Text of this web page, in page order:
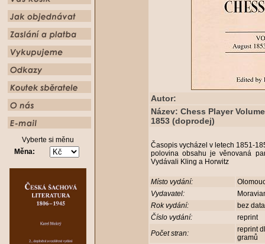
Vyberte si měnu
Měna:
Autor:
Název: Chess Player
1853 (doprodej)
Časopis vycházel v letech 1851-
polovina obsahu je věnovaná
Vydávali Kling a Horwitz
Místo vydání:
Vydavatel:
Rok vydání:
bez
Číslo vydání:
reprint
Počet stran:
reprint
gramů